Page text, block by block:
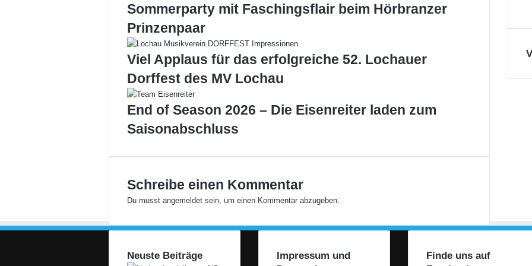
s
h
i
s
o
p
n
n
i
n
n
h
e
n
s
n
t
Sommerparty mit Faschingsflair beim Hörbranzer
Prinzenpaar
Viel Applaus für das erfolgreiche 52. Lochauer
Dorffest des MV Lochau
End of Season 2026 – Die Eisenreiter laden zum
Saisonabschluss
Schreibe einen Kommentar
Du musst angemeldet sein, um einen Kommentar abzugeben.
Neuste Beiträge
Impressum und
Finde uns auf